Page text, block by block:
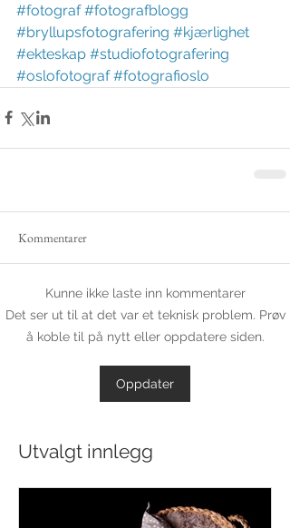
#fotograf #fotografblogg
#bryllupsfotografering #kjærlighet
#ekteskap #studiofotografering
#oslofotograf #fotografioslo
Kommentarer
Kunne ikke laste inn kommentarer
Det ser ut til at det var et teknisk problem. Prøv
å koble til på nytt eller oppdatere siden.
Oppdater
Utvalgt innlegg